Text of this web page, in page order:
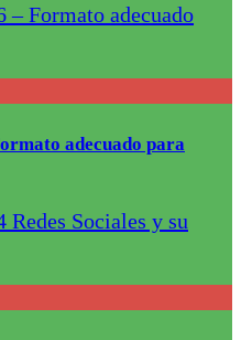
adecuado para